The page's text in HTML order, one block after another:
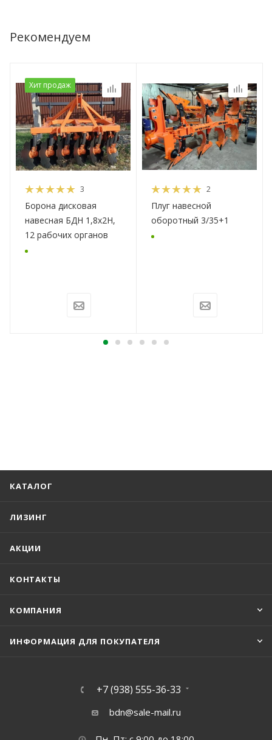
Рекомендуем
Хит продаж
3
Борона дисковая
навесная БДН 1,8х2Н,
12 рабочих органов
2
Плуг навесной
оборотный 3/35+1
КАТАЛОГ
ЛИЗИНГ
АКЦИИ
КОНТАКТЫ
КОМПАНИЯ
ИНФОРМАЦИЯ ДЛЯ ПОКУПАТЕЛЯ
+7 (938) 555-36-33
bdn@sale-mail.ru